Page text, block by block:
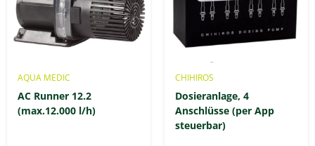
AQUA MEDIC
AC Runner 12.2
(max.12.000 l/h)
CHIHIROS
Dosieranlage, 4
Anschlüsse (per App
steuerbar)